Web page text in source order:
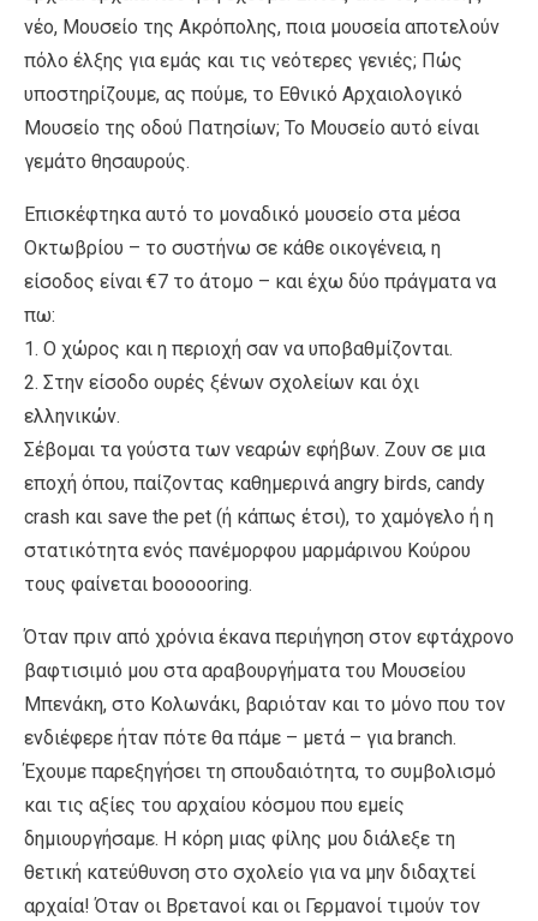
νέο, Μουσείο της Ακρόπολης, ποια μουσεία αποτελούν
πόλο έλξης για εμάς και τις νεότερες γενιές; Πώς
υποστηρίζουμε, ας πούμε, το Εθνικό Αρχαιολογικό
Μουσείο της οδού Πατησίων; Το Μουσείο αυτό είναι
γεμάτο θησαυρούς.
Επισκέφτηκα αυτό το μοναδικό μουσείο στα μέσα
Οκτωβρίου – το συστήνω σε κάθε οικογένεια, η
είσοδος είναι €7 το άτομο – και έχω δύο πράγματα να
πω:
1. Ο χώρος και η περιοχή σαν να υποβαθμίζονται.
2. Στην είσοδο ουρές ξένων σχολείων και όχι
ελληνικών.
Σέβομαι τα γούστα των νεαρών εφήβων. Ζουν σε μια
εποχή όπου, παίζοντας καθημερινά angry birds, candy
crash και save the pet (ή κάπως έτσι), το χαμόγελο ή η
στατικότητα ενός πανέμορφου μαρμάρινου Κούρου
τους φαίνεται boooooring.
Όταν πριν από χρόνια έκανα περιήγηση στον εφτάχρονο
βαφτισιμιό μου στα αραβουργήματα του Μουσείου
Μπενάκη, στο Κολωνάκι, βαριόταν και το μόνο που τον
ενδιέφερε ήταν πότε θα πάμε – μετά – για branch.
Έχουμε παρεξηγήσει τη σπουδαιότητα, το συμβολισμό
και τις αξίες του αρχαίου κόσμου που εμείς
δημιουργήσαμε. Η κόρη μιας φίλης μου διάλεξε τη
θετική κατεύθυνση στο σχολείο για να μην διδαχτεί
αρχαία! Όταν οι Βρετανοί και οι Γερμανοί τιμούν τον